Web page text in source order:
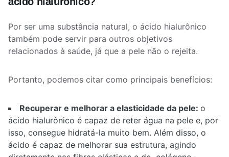
Por ser uma substância natural, o ácido hialurônico
também pode servir para outros objetivos
relacionados à saúde, já que a pele não o rejeita.
Portanto, podemos citar como principais benefícios:
Recuperar e melhorar a elasticidade da pele: o
ácido hialurônico é capaz de reter água na pele e, por
isso, consegue hidratá-la muito bem. Além disso, o
ácido é capaz de melhorar sua estrutura, agindo